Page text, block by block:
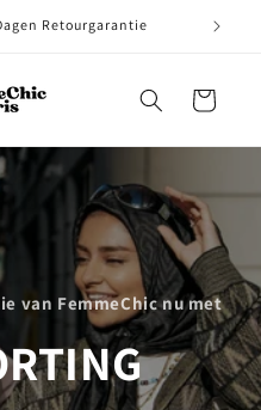
Retourgarantie
ー
van FemmeChic nu met